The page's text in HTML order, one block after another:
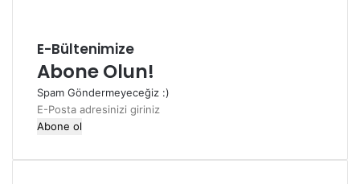
E-Bültenimize
Abone Olun!
Spam Göndermeyeceğiz :)
E-
Posta
giriniz